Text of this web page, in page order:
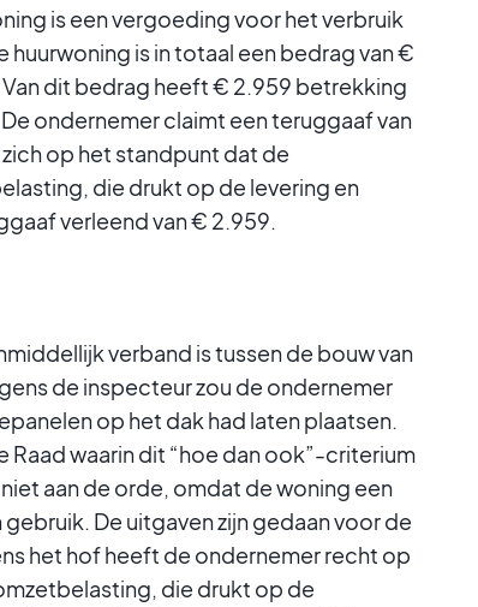
is een vergoeding voor het verbruik
is in totaal een bedrag van €
dit bedrag heeft € 2.959 betrekking
ondernemer claimt een teruggaaf van
op het standpunt dat de
die drukt op de levering en
verleend van € 2.959.
verband is tussen de bouw van
de inspecteur zou de ondernemer
op het dak had laten plaatsen.
Raad waarin dit “hoe dan ook”-criterium
aan de orde, omdat de woning een
De uitgaven zijn gedaan voor de
het hof heeft de ondernemer recht op
die drukt op de